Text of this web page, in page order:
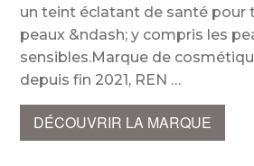
un teint éclatant de santé pour
peaux &ndash; y compris les
sensibles.Marque de
depuis fin 2021, REN
DÉCOUVRIR LA MARQUE